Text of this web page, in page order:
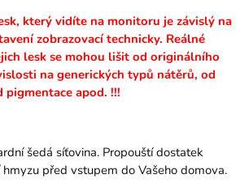
který vidíte na monitoru je závislý na
zobrazovací technicky. Reálné
lesk se mohou lišit od originálního
na generických typů nátěrů, od
pigmentace apod. !!!
šedá síťovina. Propouští dostatek
před vstupem do Vašeho domova.